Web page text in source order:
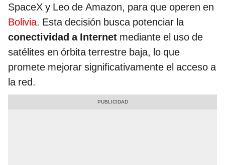
SpaceX y Leo de Amazon, para que operen en
Bolivia. Esta decisión busca potenciar la
conectividad a Internet mediante el uso de
satélites en órbita terrestre baja, lo que
promete mejorar significativamente el acceso a
la red.